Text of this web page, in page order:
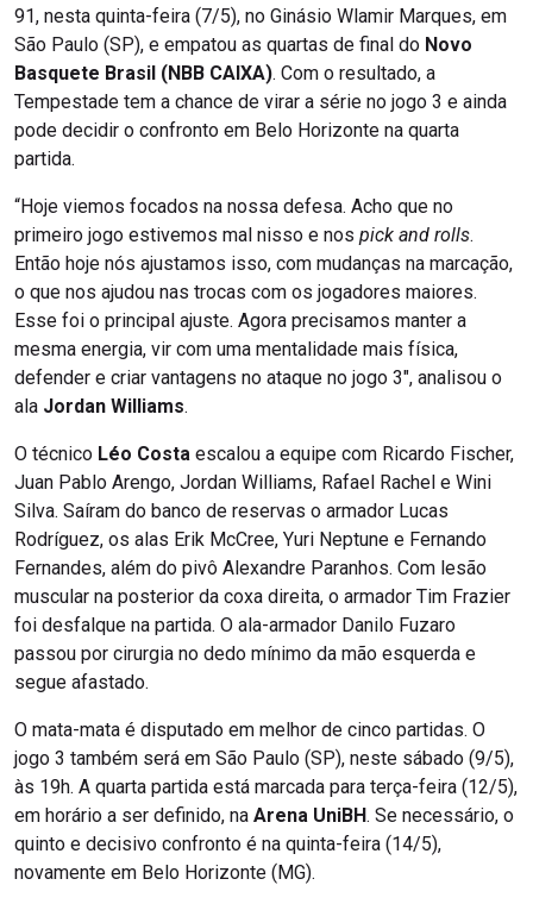
91, nesta quinta-feira (7/5), no Ginásio Wlamir Marques, em
São Paulo (SP), e empatou as quartas de final do Novo
Basquete Brasil (NBB CAIXA). Com o resultado, a
Tempestade tem a chance de virar a série no jogo 3 e ainda
pode decidir o confronto em Belo Horizonte na quarta
partida.
“Hoje viemos focados na nossa defesa. Acho que no
primeiro jogo estivemos mal nisso e nos pick and rolls.
Então hoje nós ajustamos isso, com mudanças na marcação,
o que nos ajudou nas trocas com os jogadores maiores.
Esse foi o principal ajuste. Agora precisamos manter a
mesma energia, vir com uma mentalidade mais física,
defender e criar vantagens no ataque no jogo 3″, analisou o
ala Jordan Williams.
O técnico Léo Costa escalou a equipe com Ricardo Fischer,
Juan Pablo Arengo, Jordan Williams, Rafael Rachel e Wini
Silva. Saíram do banco de reservas o armador Lucas
Rodríguez, os alas Erik McCree, Yuri Neptune e Fernando
Fernandes, além do pivô Alexandre Paranhos. Com lesão
muscular na posterior da coxa direita, o armador Tim Frazier
foi desfalque na partida. O ala-armador Danilo Fuzaro
passou por cirurgia no dedo mínimo da mão esquerda e
segue afastado.
O mata-mata é disputado em melhor de cinco partidas. O
jogo 3 também será em São Paulo (SP), neste sábado (9/5),
às 19h. A quarta partida está marcada para terça-feira (12/5),
em horário a ser definido, na Arena UniBH. Se necessário, o
quinto e decisivo confronto é na quinta-feira (14/5),
novamente em Belo Horizonte (MG).